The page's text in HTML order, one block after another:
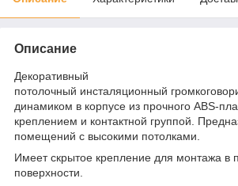
Описание
Декоративный
потолочный инсталяционный
динамиком в корпусе из прочного ABS-
креплением и контактной группой.
помещений с высокими потолками.
Имеет скрытое крепление для монтажа в
поверхности.